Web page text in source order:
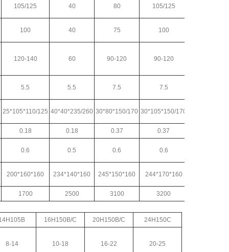
105/125 40 80 105/125
100 40 75 100
120-140 60 90-120 90-120
5.5 5.5 7.5 7.5
25*105*110/125 40*40*235/260 30*80*150/170 30*105*150/170
0.18 0.18 0.37 0.37
0.6 0.5 0.6 0.6
200*160*160 234*140*160 245*150*160 244*170*160
1700 2500 3100 3200
16H150B/C 20H150B/C 24H150C
8-14 10-18 16-22 20-25